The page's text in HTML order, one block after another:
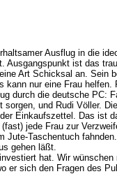
Ausflug in die
ist das
Art Schicksal an. Sein
nur eine Frau
durch die deutsche PC:
und Rudi Völler.
Einkaufszettel. Das
jede Frau zur
Taschentuch
gehen läßt.
hat. Wir
sich den Fragen des